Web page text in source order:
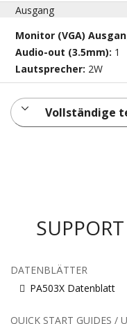
Ausgang
Monitor (VGA)
Audio-out (3.5mm): 1
Lautsprecher: 2W
Vollständige
DATENBLÄTTER
PA503X Datenblatt
QUICK START GUIDES /